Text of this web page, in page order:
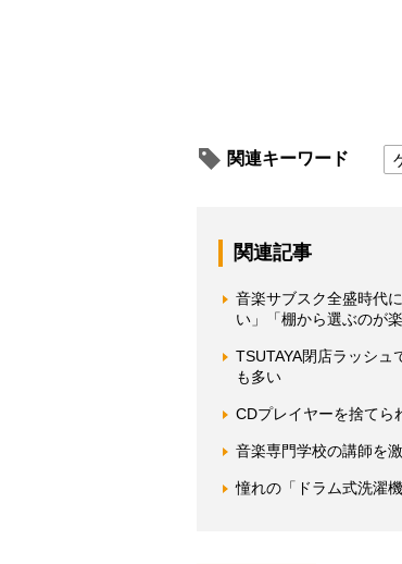
関連キーワード
関連記事
音楽サブスク全盛時代
い」「棚から選ぶのが楽
TSUTAYA閉店ラッシ
も多い
CDプレイヤーを捨てら
音楽専門学校の講師を
憧れの「ドラム式洗濯